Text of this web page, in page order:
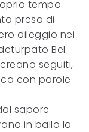
tempo
presa di
dileggio nei
Bel
seguiti,
con parole
sapore
in ballo la